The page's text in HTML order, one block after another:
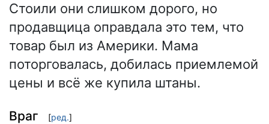
Стоили они слишком дорого, но
продавщица оправдала это тем, что
товар был из Америки. Мама
поторговалась, добилась приемлемой
цены и всё же купила штаны.
Враг [ред.]